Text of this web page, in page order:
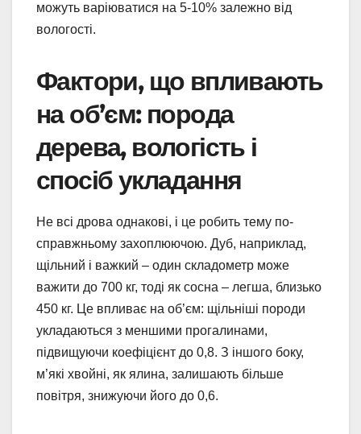
можуть варіюватися на 5-10% залежно від
вологості.
Фактори, що впливають
на об’єм: порода
дерева, вологість і
спосіб укладання
Не всі дрова однакові, і це робить тему по-
справжньому захоплюючою. Дуб, наприклад,
щільний і важкий – один складометр може
важити до 700 кг, тоді як сосна – легша, близько
450 кг. Це впливає на об’єм: щільніші породи
укладаються з меншими прогалинами,
підвищуючи коефіцієнт до 0,8. З іншого боку,
м’які хвойні, як ялина, залишають більше
повітря, знижуючи його до 0,6.